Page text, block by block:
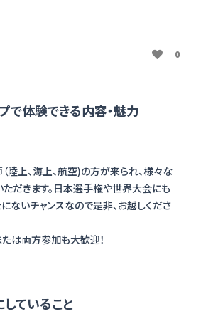
0
で体験できる内容・魅力
陸上、海上、航空)の方が来られ、様々な
ただきます。日本選手権や世界大会にも
ないチャンスなので是非、お越しくださ
ていること